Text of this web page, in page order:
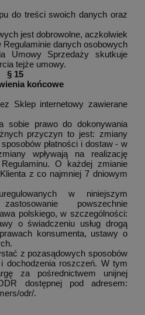
do treści swoich danych oraz
jest dobrowolne, aczkolwiek
danych osobowych
Umowy Sprzedaży skutkuje
tejże umowy.
§ 15
końcowe
Sklep internetowy zawierane
sobie prawo do dokonywania
przyczyn to jest: zmiany
płatności i dostaw - w
wpływają na realizację
O każdej zmianie
z co najmniej 7 dniowym
w niniejszym
powszechnie
polskiego, w szczególności:
o świadczeniu usług drogą
konsumenta, ustawy o
z pozasądowych sposobów
dochodzenia roszczeń. W tym
za pośrednictwem unijnej
dostępnej pod adresem:
odr/.